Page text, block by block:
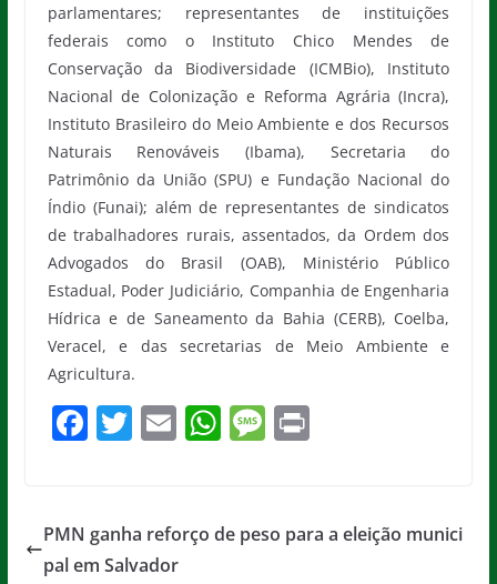
parlamentares; representantes de instituições
federais como o Instituto Chico Mendes de
Conservação da Biodiversidade (ICMBio), Instituto
Nacional de Colonização e Reforma Agrária (Incra),
Instituto Brasileiro do Meio Ambiente e dos Recursos
Naturais Renováveis (Ibama), Secretaria do
Patrimônio da União (SPU) e Fundação Nacional do
Índio (Funai); além de representantes de sindicatos
de trabalhadores rurais, assentados, da Ordem dos
Advogados do Brasil (OAB), Ministério Público
Estadual, Poder Judiciário, Companhia de Engenharia
Hídrica e de Saneamento da Bahia (CERB), Coelba,
Veracel, e das secretarias de Meio Ambiente e
Agricultura.
F
e
b
T
er
E
l
W
s
M
a
Pr
PMN ganha reforço de peso para a eleição munici
pal em Salvador